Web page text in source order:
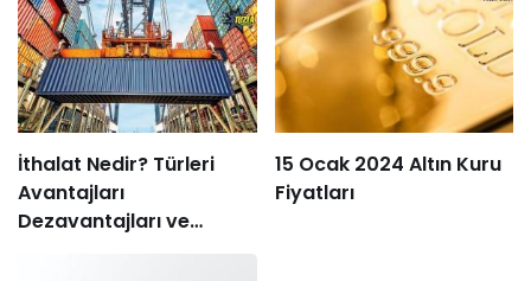
İthalat Nedir? Türleri
Avantajları
Dezavantajları ve
15 Ocak 2024 Altın Kuru
Fiyatları